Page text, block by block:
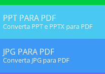
PPT PARA PDF
Converta PPT e PPTX para PDF
JPG PARA PDF
Converta JPG para PDF